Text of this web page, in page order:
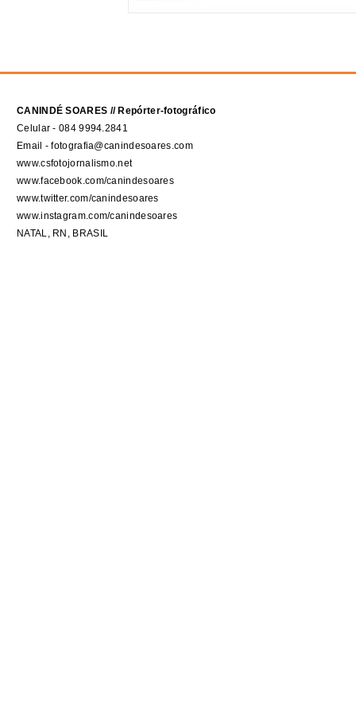
CANINDÉ SOARES // Repórter-fotográfico
Celular - 084 9994.2841
Email - fotografia@canindesoares.com
www.csfotojornalismo.net
www.facebook.com/canindesoares
www.twitter.com/canindesoares
www.instagram.com/canindesoares
NATAL, RN, BRASIL